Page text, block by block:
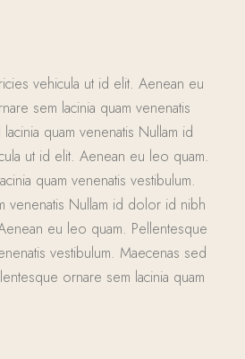
vehicula ut id elit. Aenean eu
sem lacinia quam venenatis
quam venenatis Nullam id
ut id elit. Aenean eu leo quam.
quam venenatis vestibulum.
venenatis Nullam id dolor id nibh
eu leo quam. Pellentesque
vestibulum. Maecenas sed
ornare sem lacinia quam